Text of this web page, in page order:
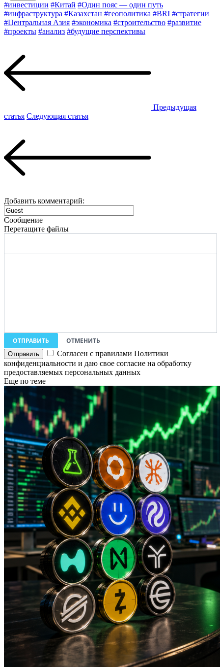
#инвестиции #Китай #Один пояс — один путь
#инфраструктура #Казахстан #геополитика #BRI #стратегии
#Центральная Азия #экономика #строительство #развитие
#проекты #анализ #будущие перспективы
Предыдущая
статья Следующая статья
Добавить комментарий:
Сообщение
Перетащите файлы
ОТПРАВИТЬ
ОТМЕНИТЬ
Согласен с правилами Политики
конфиденциальности и даю свое согласие на обработку
предоставляемых персональных данных
Еще по теме